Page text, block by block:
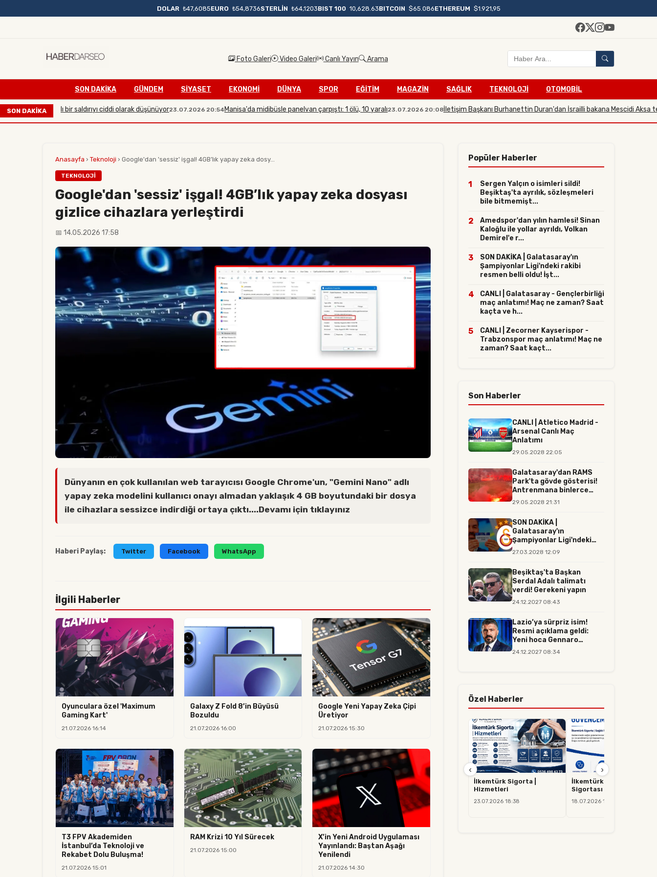
DOLAR ₺47,6085EURO ₺54,8736STERLİN ₺64,1203BIST 100 10,628.63BITCOIN $65.086ETHEREUM $1.921,95
Foto Galeri Video Galeri Canlı Yayın Arama
SON DAKIKA GÜNDEM SİYASET EKONOMİ DÜNYA SPOR EĞİTİM MAGAZİN SAĞLIK TEKNOLOJİ OTOMOBİL
SON DAKİKA
büyük çaplı bir saldırıyı ciddi olarak düşünüyor23.07.2026 20:54 Manisa'da midibüsle panelvan çarpıştı: 1 ölü, 10 yaralı23.07.2026 20:08 İletişim Başkanı Burhanettin Duran'dan İsrailli bakana Mescidi Aksa tepkisi
Anasayfa › Teknoloji › Google'dan 'sessiz' işgal! 4GB’lık yapay zeka dosy...
TEKNOLOJI
Google'dan 'sessiz' işgal! 4GB’lık yapay zeka dosyası
gizlice cihazlara yerleştirdi
📅 14.05.2026 17:58
Dünyanın en çok kullanılan web tarayıcısı Google Chrome'un, "Gemini Nano" adlı
yapay zeka modelini kullanıcı onayı almadan yaklaşık 4 GB boyutundaki bir dosya
ile cihazlara sessizce indirdiği ortaya çıktı....Devamı için tıklayınız
Haberi Paylaş: Twitter Facebook WhatsApp
İlgili Haberler
Oyunculara özel 'Maximum
Gaming Kart'
21.07.2026 16:14
Galaxy Z Fold 8’in Büyüsü
Bozuldu
21.07.2026 16:00
Google Yeni Yapay Zeka Çipi
Üretiyor
21.07.2026 15:30
T3 FPV Akademiden
İstanbul’da Teknoloji ve
Rekabet Dolu Buluşma!
21.07.2026 15:01
RAM Krizi 10 Yıl Sürecek
21.07.2026 15:00
X’in Yeni Android Uygulaması
Yayınlandı: Baştan Aşağı
Yenilendi
21.07.2026 14:30
Popüler Haberler
1
Sergen Yalçın o isimleri sildi!
Beşiktaş'ta ayrılık, sözleşmeleri
bile bitmemişt...
2
Amedspor'dan yılın hamlesi! Sinan
Kaloğlu ile yollar ayrıldı, Volkan
Demirel'e r...
3
SON DAKİKA | Galatasaray'ın
Şampiyonlar Ligi'ndeki rakibi
resmen belli oldu! İşt...
4
CANLI | Galatasaray - Gençlerbirliği
maç anlatımı! Maç ne zaman? Saat
kaçta ve h...
5
CANLI | Zecorner Kayserispor -
Trabzonspor maç anlatımı! Maç ne
zaman? Saat kaçt...
Son Haberler
CANLI | Atletico Madrid -
Arsenal Canlı Maç
Anlatımı
29.05.2028 22:05
Galatasaray'dan RAMS
Park'ta gövde gösterisi!
Antrenmana binlerce
tara...
29.05.2028 21:31
SON DAKİKA |
Galatasaray'ın
Şampiyonlar Ligi'ndeki
rakibi resmen belli...
27.03.2028 12:09
Beşiktaş'ta Başkan
Serdal Adalı talimatı
verdi! Gerekeni yapın
24.12.2027 08:43
Lazio’ya sürpriz isim!
Resmi açıklama geldi:
Yeni hoca Gennaro
Gattuso...
24.12.2027 08:34
Özel Haberler
İlkemtürk Sigorta |
Hizmetleri
23.07.2026 18:38
İlkemtürk Sigorta | Sağlık
Sigortası
18.07.2026 14:37
‹ ›